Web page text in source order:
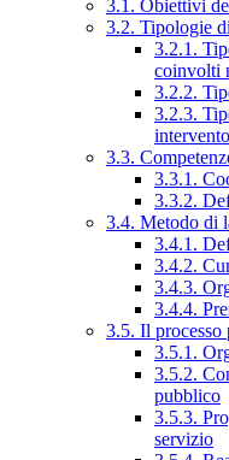
3.1. Obiettivi
3.2. Tipologie
3.2.1.
coinvolti
3.2.2.
3.2.3.
intervento
3.3.
3.3.1.
3.3.2.
3.4. Metodo di
3.4.1.
3.4.2.
3.4.3.
3.4.4.
3.5. Il processo
3.5.1.
3.5.2.
pubblico
3.5.3.
servizio